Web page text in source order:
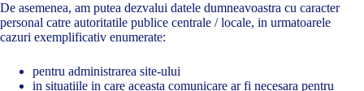
De asemenea, am putea dezvalui datele dumneavoastra cu caracter
personal catre autoritatile publice centrale / locale, in urmatoarele
cazuri exemplificativ enumerate:
pentru administrarea site-ului
in situatiile in care aceasta comunicare ar fi necesara pentru